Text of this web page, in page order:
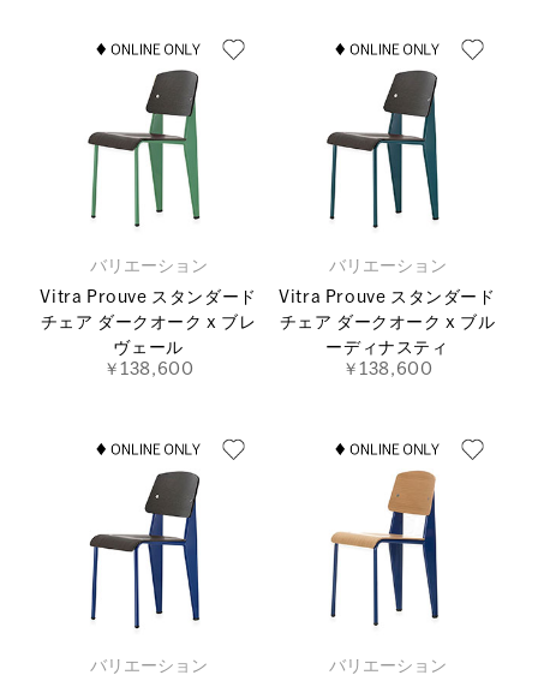
バリエーション
Vitra Prouve スタンダード
チェア ダークオーク x ブレ
ヴェール
￥138,600
バリエーション
Vitra Prouve スタンダード
チェア ダークオーク x ブル
ーディナスティ
￥138,600
バリエーション
バリエーション